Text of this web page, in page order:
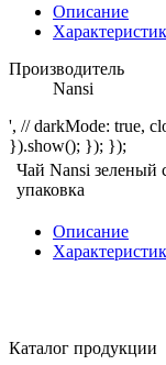
Описание
Производитель
Nansi
', // darkMode: true,
}).show(); }); });
Чай Nansi зеленый
упаковка
Описание
Каталог продукции